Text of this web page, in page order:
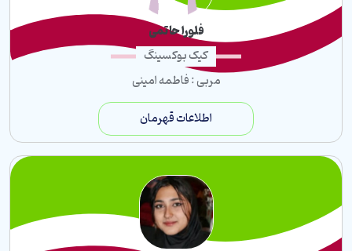
فلورا حاتمی
کیک بوکسینگ
مربی : فاطمه امینی
اطلاعات قهرمان